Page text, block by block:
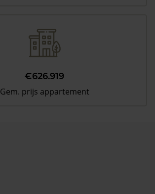
€626.919
Gem. prijs appartement